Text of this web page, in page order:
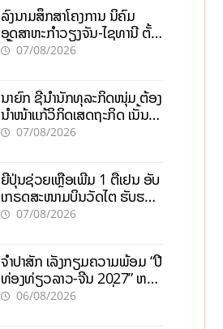
ລົງນາມສຶກສາໂຄງການ ນິຄົມ
ອຸດສາຫະກຳວຽງຈັນ-ໄຊທານີ ຕັ້ງ
ເປົ້າດຶງທຶນ 150 ລ້ານໂດລາ, ສ້າງ
07/08/2026
ນາຍົກ ຊີ້ນຳນັກທຸລະກິດໜຸ່ມ ຕ້ອງ
ນຳໜ້າແກ້ວິກິດເສດຖະກິດ ເນັ້ນດຶງ
ທຶນສາກົນ, ຫັນສູ່ດິຈິຕອນ
07/08/2026
ຍີ່ປຸ່ນຊ່ວຍເຫຼືອເພີ່ມ 1 ຕື້ເຢນ ອັບ
ເກຣດສະໜາມບິນວັດໄຕ ຮັບຮອງ
ການເຕີບໂຕ
07/08/2026
ຈຳປາສັກ ເລັ່ງກຽມຄວາມພ້ອມ “ປີ
ທ່ອງທ່ຽວລາວ-ຈີນ 2027” ຫວັງ
ກະຕຸ້ນເສດຖະກິດທ້ອງຖິ່ນ
06/08/2026